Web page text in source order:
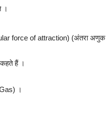
।
force of attraction) (अंतरा अणुक
हैं ।
।